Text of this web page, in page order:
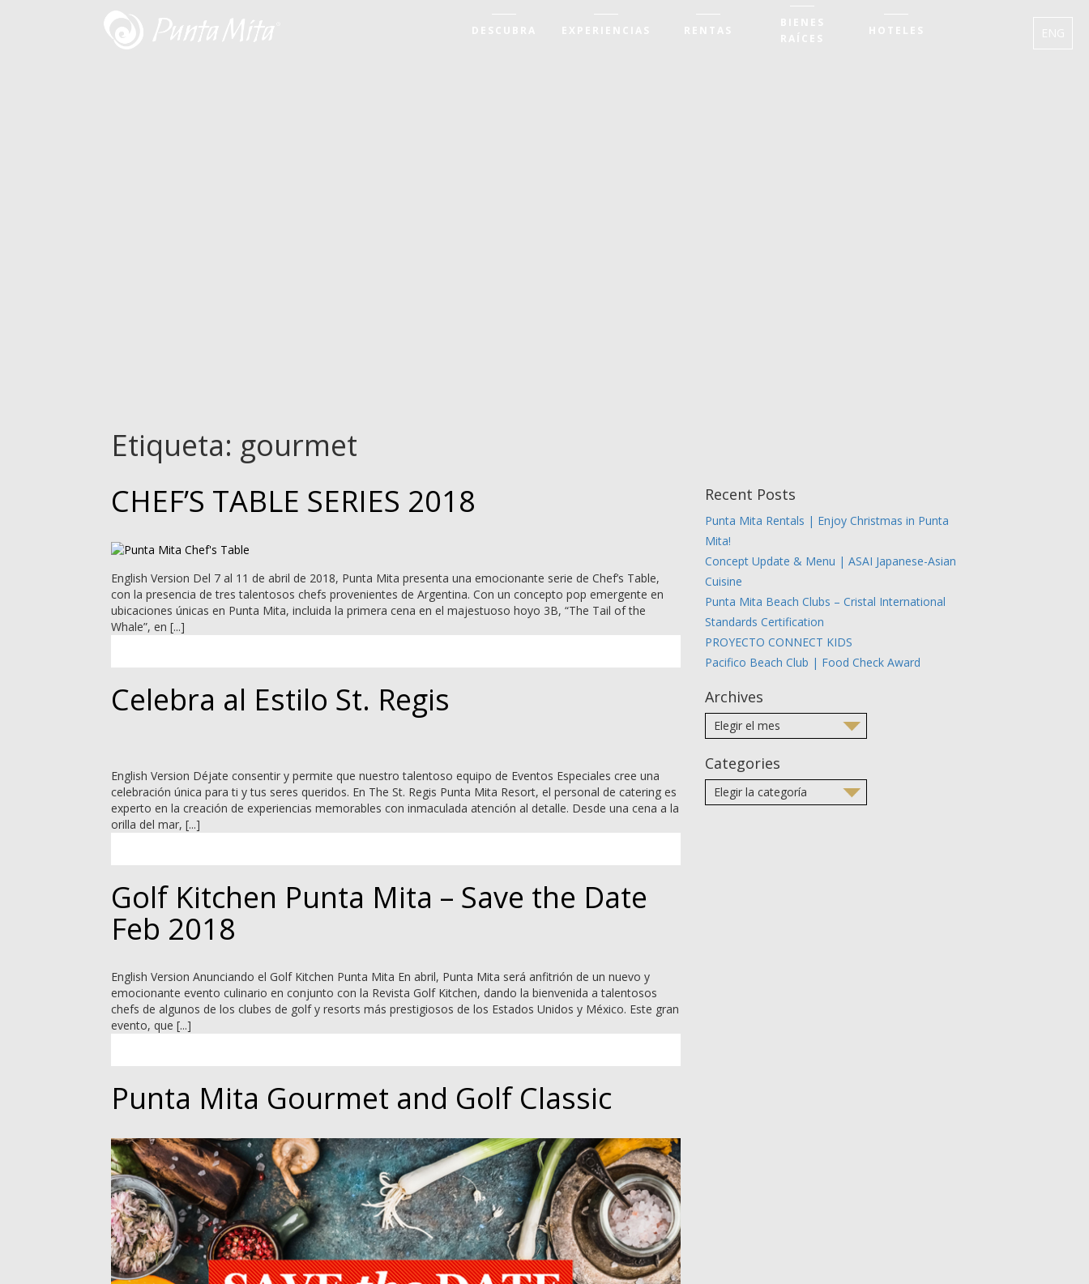
Etiqueta: gourmet
CHEF’S TABLE SERIES 2018
English Version Del 7 al 11 de abril de 2018, Punta Mita presenta una emocionante serie de Chef’s Table,
con la presencia de tres talentosos chefs provenientes de Argentina. Con un concepto pop emergente en
ubicaciones únicas en Punta Mita, incluida la primera cena en el majestuoso hoyo 3B, “The Tail of the
Whale”, en [...]
Celebra al Estilo St. Regis
English Version Déjate consentir y permite que nuestro talentoso equipo de Eventos Especiales cree una
celebración única para ti y tus seres queridos. En The St. Regis Punta Mita Resort, el personal de catering es
experto en la creación de experiencias memorables con inmaculada atención al detalle. Desde una cena a la
orilla del mar, [...]
Golf Kitchen Punta Mita – Save the Date
Feb 2018
English Version Anunciando el Golf Kitchen Punta Mita En abril, Punta Mita será anfitrión de un nuevo y
emocionante evento culinario en conjunto con la Revista Golf Kitchen, dando la bienvenida a talentosos
chefs de algunos de los clubes de golf y resorts más prestigiosos de los Estados Unidos y México. Este gran
evento, que [...]
Punta Mita Gourmet and Golf Classic
Recent Posts
Punta Mita Rentals | Enjoy Christmas in Punta
Mita!
Concept Update & Menu | ASAI Japanese-Asian
Cuisine
Punta Mita Beach Clubs – Cristal International
Standards Certification
PROYECTO CONNECT KIDS
Pacifico Beach Club | Food Check Award
Archives
Categories